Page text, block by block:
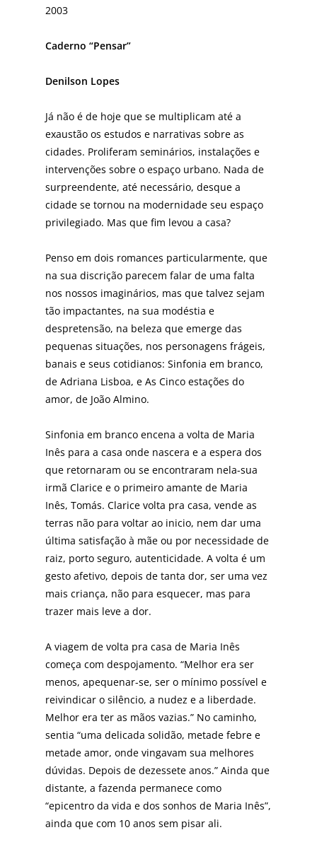
2003
Caderno “Pensar”
Denilson Lopes
Já não é de hoje que se multiplicam até a
exaustão os estudos e narrativas sobre as
cidades. Proliferam se­minários, instalações e
intervenções sobre o espaço urbano. Nada de
surpreendente, até necessário, des­que a
cidade se tornou na modernidade seu espaço
privilegiado. Mas que fim levou a casa?
Penso em dois romances particularmente, que
na sua discrição parecem falar de uma falta
nos nossos imaginá­rios, mas que talvez sejam
tão impactantes, na sua mo­déstia e
despretensão, na beleza que emerge das
peque­nas situações, nos personagens frágeis,
banais e seus co­tidianos: Sinfonia em branco,
de Adriana Lisboa, e As Cinco estações do
amor, de João Almino.
Sinfonia em branco encena a volta de Maria
Inês para a casa onde nascera e a espera dos
que retornaram ou se encontraram nela-sua
irmã Clarice e o primeiro aman­te de Maria
Inês, Tomás. Clarice volta pra casa, vende as
terras não para voltar ao inicio, nem dar uma
última sa­tisfação à mãe ou por necessidade de
raiz, porto seguro, autenticidade. A volta é um
gesto afetivo, depois de tanta dor, ser uma vez
mais criança, não para esquecer, mas para
trazer mais leve a dor.
A viagem de volta pra casa de Maria Inês
começa com despojamento. “Melhor era ser
menos, apequenar-se, ser o mínimo possível e
reivindicar o silêncio, a nudez e a li­berdade.
Melhor era ter as mãos vazias.” No caminho,
sentia “uma delicada solidão, metade febre e
metade amor, onde vingavam sua melhores
dúvidas. Depois de dezessete anos.” Ainda que
distante, a fazenda permane­ce como
“epicentro da vida e dos sonhos de Maria Inês”,
ainda que com 10 anos sem pisar ali.